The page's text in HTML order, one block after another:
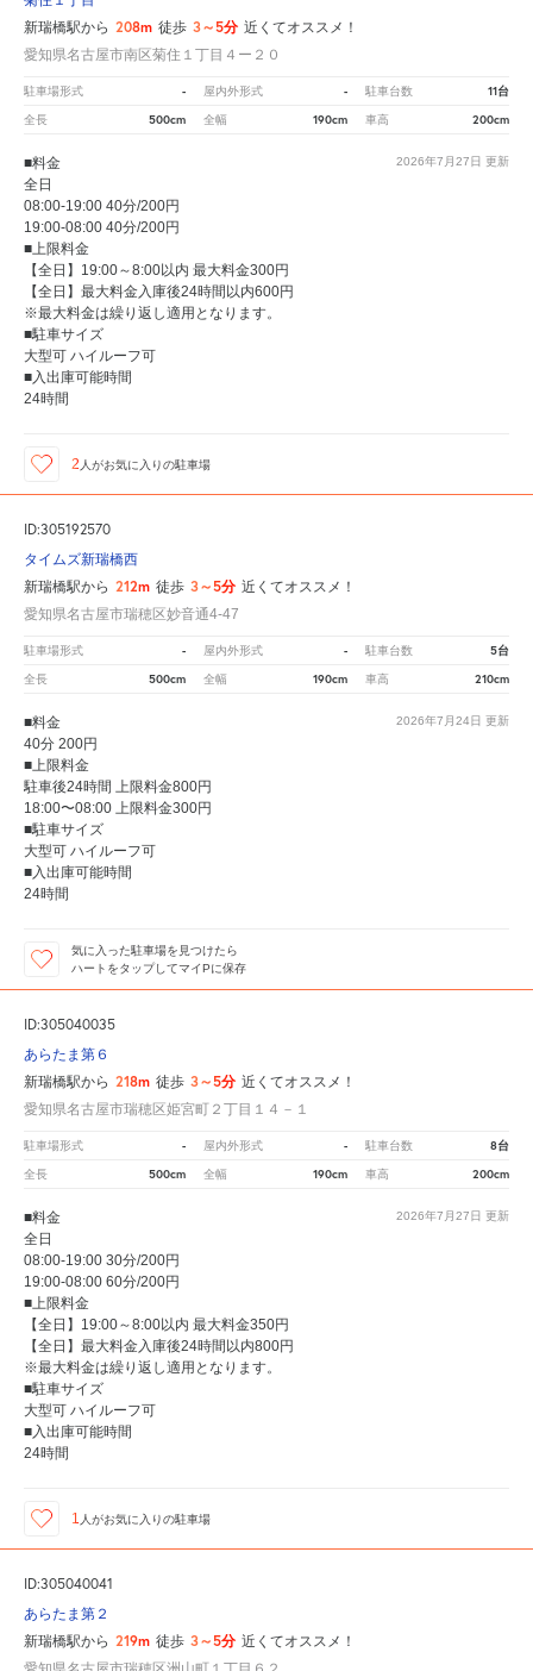
新瑞橋駅から 208m 徒歩 3～5分 近くてオススメ！
愛知県名古屋市南区菊住１丁目４ー２０
駐車場形式 - 屋内外形式 - 駐車台数 11台
全長 500cm 全幅 190cm 車高 200cm
2026年7月27日 更新
■料金
全日
08:00-19:00 40分/200円
19:00-08:00 40分/200円
■上限料金
【全日】19:00～8:00以内 最大料金300円
【全日】最大料金入庫後24時間以内600円
※最大料金は繰り返し適用となります。
■駐車サイズ
大型可 ハイルーフ可
■入出庫可能時間
24時間
2 人がお気に入りの駐車場
ID:305192570
タイムズ新瑞橋西
新瑞橋駅から 212m 徒歩 3～5分 近くてオススメ！
愛知県名古屋市瑞穂区妙音通4-47
駐車場形式 - 屋内外形式 - 駐車台数 5台
全長 500cm 全幅 190cm 車高 210cm
2026年7月24日 更新
■料金
40分 200円
■上限料金
駐車後24時間 上限料金800円
18:00〜08:00 上限料金300円
■駐車サイズ
大型可 ハイルーフ可
■入出庫可能時間
24時間
気に入った駐車場を見つけたら
ハートをタップしてマイPに保存
ID:305040035
あらたま第６
新瑞橋駅から 218m 徒歩 3～5分 近くてオススメ！
愛知県名古屋市瑞穂区姫宮町２丁目１４－１
駐車場形式 - 屋内外形式 - 駐車台数 8台
全長 500cm 全幅 190cm 車高 200cm
2026年7月27日 更新
■料金
全日
08:00-19:00 30分/200円
19:00-08:00 60分/200円
■上限料金
【全日】19:00～8:00以内 最大料金350円
【全日】最大料金入庫後24時間以内800円
※最大料金は繰り返し適用となります。
■駐車サイズ
大型可 ハイルーフ可
■入出庫可能時間
24時間
1 人がお気に入りの駐車場
ID:305040041
あらたま第２
新瑞橋駅から 219m 徒歩 3～5分 近くてオススメ！